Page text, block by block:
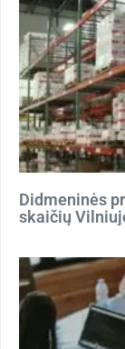
Didmeninės
skaičių